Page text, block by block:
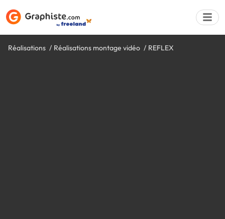
Réalisations Réalisations montage vidéo REFLEX